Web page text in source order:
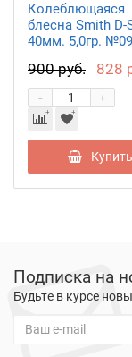
Колеблющаяся
блесна Smith D-
40мм. 5,0гр. №09
900 руб. 828
+
-
Купить
Подписка на
Будьте в курсе